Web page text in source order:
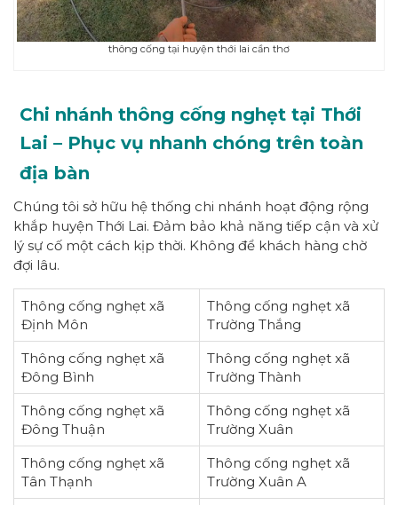
thông cống tại huyện thới lai cần thơ
Chi nhánh thông cống nghẹt tại Thới
Lai – Phục vụ nhanh chóng trên toàn
địa bàn
Chúng tôi sở hữu hệ thống chi nhánh hoạt động rộng
khắp huyện Thới Lai. Đảm bảo khả năng tiếp cận và xử
lý sự cố một cách kịp thời. Không để khách hàng chờ
đợi lâu.
Thông cống nghẹt xã
Định Môn
Thông cống nghẹt xã
Trường Thắng
Thông cống nghẹt xã
Đông Bình
Thông cống nghẹt xã
Trường Thành
Thông cống nghẹt xã
Đông Thuận
Thông cống nghẹt xã
Trường Xuân
Thông cống nghẹt xã
Tân Thạnh
Thông cống nghẹt xã
Trường Xuân A